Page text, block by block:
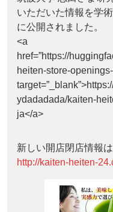
いただいた情報を学
に公開されました。
<a
href=”https://
heiten-store-
ydadadada/kaiten-
ja</a>
新しい開店閉店情報
http://kaiten-heiten-